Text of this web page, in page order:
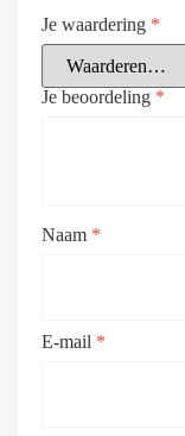
Je waardering *
Je beoordeling *
Naam *
E-mail *